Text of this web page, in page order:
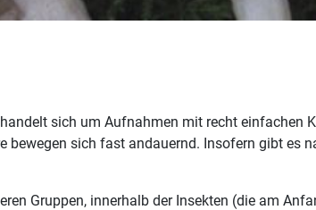
sich um Aufnahmen mit recht einfachen
bewegen sich fast andauernd. Insofern gibt es
Gruppen, innerhalb der Insekten (die am